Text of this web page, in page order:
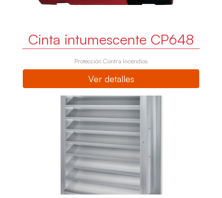
Cinta intumescente CP648
Protección Contra Incendios
Ver detalles